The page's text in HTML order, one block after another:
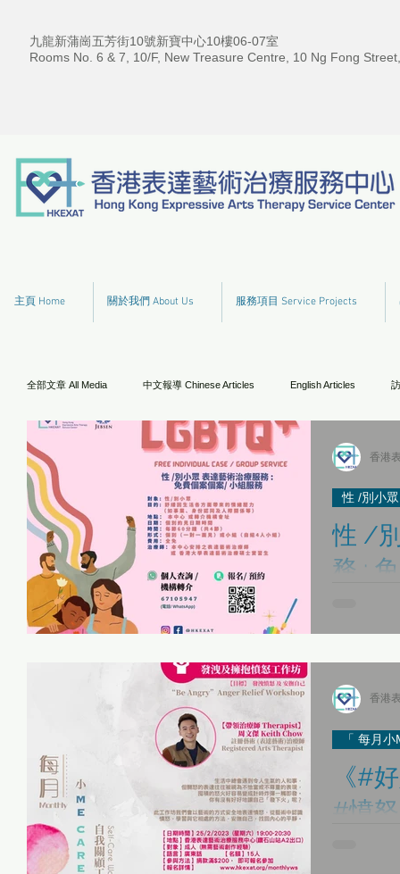
九龍新蒲崗五芳街10號新寶中心10樓06-07室
Rooms No. 6 & 7, 10/F, New Treasure Centre, 10 Ng Fong
主頁 Home 關於我們 About Us 服務項目 Service Projects
全部文章 All Media 中文報導 Chinese Articles English Articles
表達藝術治療師日誌 傳媒報導 Media Interviews 「當下即藝術
「當下即藝術」身心健康同樂日 01/05 最新活動 Latest Updates
「 每月小ME Care 」之 HKEXAT自我關顧工作坊
性 /別小眾 表達藝術治療服務 故事集 《藝術生命軌跡》 表達
人才招聘 Recruitment 專業發展與實踐應用
性 /
務 :
Therapy
•捷成集團
人皆有獲得
級、種族、
性 /別小
香港
《#
#憤
「 每月
香港